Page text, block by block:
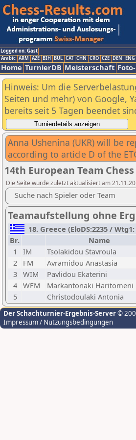
Logged on: Gast
Arabic ARM AZE BIH BUL CAT CHN CRO CZE DEN ENG
Home TurnierDB Meisterschaft
Hinweis: Um die
Seiten und mehr) von Google,
bereits seit 5 Tagen beendet
Anna Ushenina (UKR) will be
according to article D of the
14th European Team
Die Seite wurde zuletzt aktualisiert am
Suche nach Spieler oder Team
Teamaufstellung ohne
18. Greece (EloDS:2235 /
Br.
Name
1
IM Tsolakidou Stavroula
2
FM Avramidou Anastasia
3
WIM Pavlidou Ekaterini
4
WFM Markantonaki Haritomeni
5
Christodoulaki Antonia
Der Schachturnier-Ergebnis-Server©
Impressum / Nutzungsbedingungen